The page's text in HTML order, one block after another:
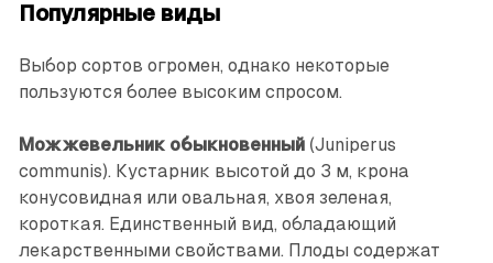
Популярные виды
Выбор сортов огромен, однако некоторые
пользуются более высоким спросом.
Можжевельник обыкновенный(Juniperus
communis). Кустарник высотой до 3 м, крона
конусовидная или овальная, хвоя зеленая,
короткая. Единственный вид, обладающий
лекарственными свойствами. Плоды содержат